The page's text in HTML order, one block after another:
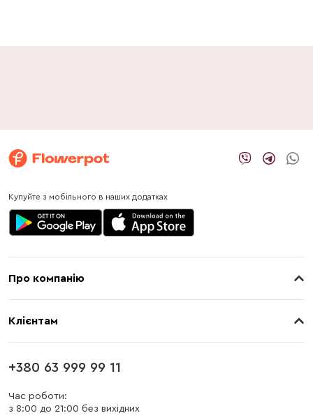
Купуйте з мобільного в наших додатках
Про компанію
Клієнтам
Оплата
Блог
+380 63 999 99 11
Час роботи:
з 8:00 до 21:00 без вихідних